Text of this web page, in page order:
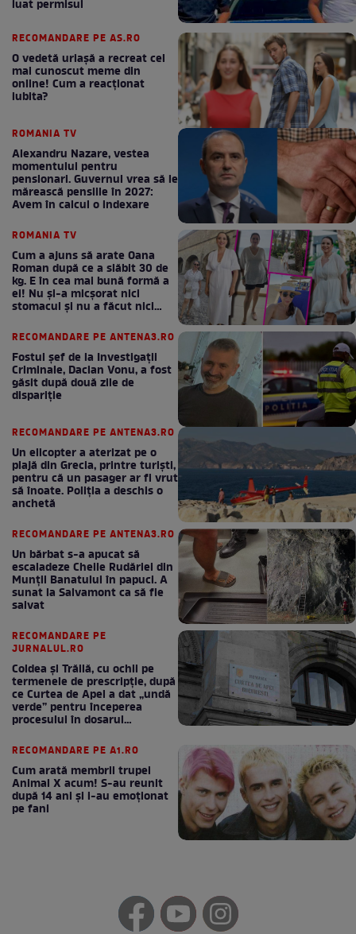
luat permisul
RECOMANDARE PE AS.RO
O vedetă uriașă a recreat cel
mai cunoscut meme din
online! Cum a reacționat
iubita?
ROMANIA TV
Alexandru Nazare, vestea
momentului pentru
pensionari. Guvernul vrea să le
mărească pensiile în 2027:
Avem în calcul o indexare
ROMANIA TV
Cum a ajuns să arate Oana
Roman după ce a slăbit 30 de
kg. E în cea mai bună formă a
ei! Nu și-a micșorat nici
stomacul și nu a făcut nici
RECOMANDARE PE ANTENA3.RO
Fostul șef de la Investigații
Criminale, Dacian Vonu, a fost
găsit după două zile de
dispariţie
RECOMANDARE PE ANTENA3.RO
Un elicopter a aterizat pe o
plajă din Grecia, printre turiști,
pentru că un pasager ar fi vrut
să înoate. Poliția a deschis o
anchetă
RECOMANDARE PE ANTENA3.RO
Un bărbat s-a apucat să
escaladeze Cheile Rudăriei din
Munții Banatului în papuci. A
sunat la Salvamont ca să fie
salvat
RECOMANDARE PE
JURNALUL.RO
Coldea și Trăilă, cu ochii pe
termenele de prescripție, după
ce Curtea de Apel a dat „undă
verde” pentru începerea
procesului în dosarul
RECOMANDARE PE A1.RO
Cum arată membrii trupei
Animal X acum! S-au reunit
după 14 ani și i-au emoționat
pe fani